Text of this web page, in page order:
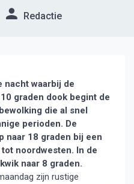
Redactie
nacht waarbij de
graden dook begint de
die al snel
perioden. De
naar 18 graden bij een
noordwesten. In de
naar 8 graden.
zijn rustige